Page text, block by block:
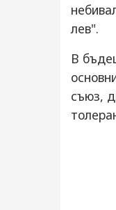
лев".
В
съюз,